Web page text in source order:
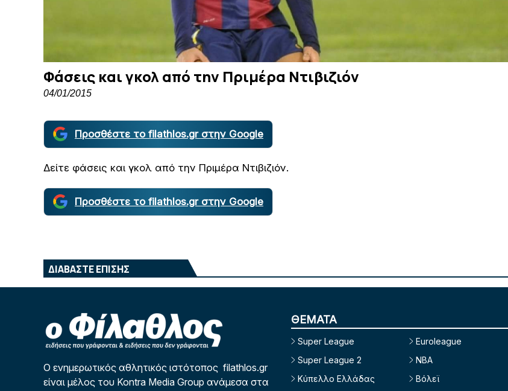
Φάσεις και γκολ από την Πριμέρα Ντιβιζιόν
04/01/2015
Προσθέστε το filathlos.gr στην Google
Δείτε φάσεις και γκολ από την Πριμέρα Ντιβιζιόν.
Προσθέστε το filathlos.gr στην Google
ΔΙΑΒΑΣΤΕ ΕΠΙΣΗΣ
Ο ενημερωτικός αθλητικός ιστότοπος filathlos.gr
είναι μέλος του Kontra Media Group ανάμεσα στα
ΘΕΜΑΤΑ
Super League
Super League 2
Κύπελλο Ελλάδας
Euroleague
NBA
Βόλεϊ